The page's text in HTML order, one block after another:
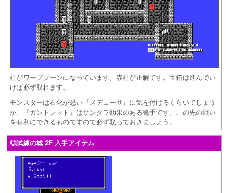
柱がワープゾーンになっています。赤柱が正解です。宝箱は進んでい
けば必ず取れます。
モンスターは石化が恐い『メデューサ』に気を付けるくらいでしょう
か。『ガントレット』はサンダラ効果のある篭手です。この先の戦い
を有利にできるものですので必ず取っておきましょう。
◎試練の城 2F 入手アイテム